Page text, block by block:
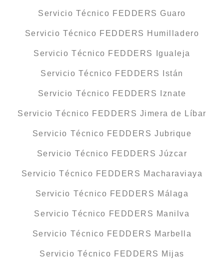
Servicio Técnico FEDDERS Guaro
Servicio Técnico FEDDERS Humilladero
Servicio Técnico FEDDERS Igualeja
Servicio Técnico FEDDERS Istán
Servicio Técnico FEDDERS Iznate
Servicio Técnico FEDDERS Jimera de Líbar
Servicio Técnico FEDDERS Jubrique
Servicio Técnico FEDDERS Júzcar
Servicio Técnico FEDDERS Macharaviaya
Servicio Técnico FEDDERS Málaga
Servicio Técnico FEDDERS Manilva
Servicio Técnico FEDDERS Marbella
Servicio Técnico FEDDERS Mijas